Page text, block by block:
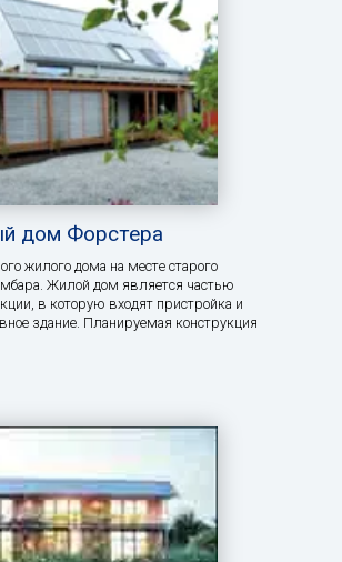
дом Форстера
жилого дома на месте старого
Жилой дом является частью
в которую входят пристройка и
здание. Планируемая конструкция